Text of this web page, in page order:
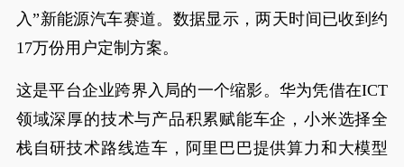
入”新能源汽车赛道。数据显示，两天时间已收到约
17万份用户定制方案。
这是平台企业跨界入局的一个缩影。华为凭借在ICT
领域深厚的技术与产品积累赋能车企，小米选择全
栈自研技术路线造车，阿里巴巴提供算力和大模型